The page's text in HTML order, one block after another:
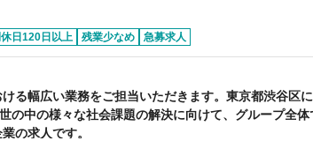
日120日以上 残業少なめ 急募求人
る幅広い業務をご担当いただきます。東京都渋谷区
の中の様々な社会課題の解決に向けて、グループ全
の求人です。